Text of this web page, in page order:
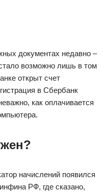
документах недавно –
возможно лишь в том
открыт счет
в Сбербанк
как оплачивается
начислений появился
РФ, где сказано,